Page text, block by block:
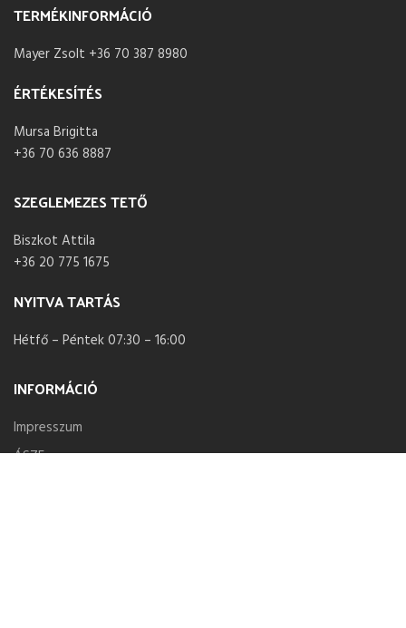
TERMÉKINFORMÁCIÓ
Mayer Zsolt +36 70 387 8980
ÉRTÉKESÍTÉS
Mursa Brigitta
+36 70 636 8887
SZEGLEMEZES TETŐ
Biszkot Attila
+36 20 775 1675
NYITVA TARTÁS
Hétfő – Péntek 07:30 – 16:00
INFORMÁCIÓ
Impresszum
ÁSZF